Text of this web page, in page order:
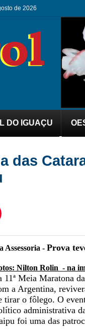
de 2026
DO IGUAÇU
das
Assessoria - Prova
Nilton Rolin - na
11ª Meia Maratona
a Argentina,
tirar o fôlego. O
administrativa
foi uma das